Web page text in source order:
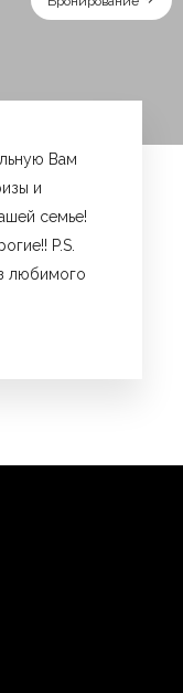
Вам
и
семье!
P.S.
любимого